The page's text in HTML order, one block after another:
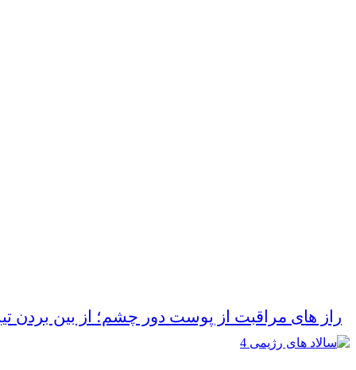
راز های مراقبت از پوست دور چشم؛ از بین بردن